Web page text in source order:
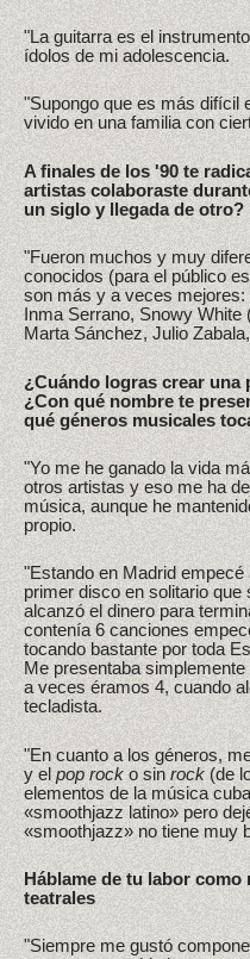
"La guitarra es el
ídolos de mi adolescencia.
"Supongo que es más difícil
vivido en una familia con
A finales de los '90 te
artistas colaboraste
un siglo y llegada de otro?
"Fueron muchos y muy
conocidos (para el público
son más y a veces
Inma Serrano, Snowy White
Marta Sánchez, Julio
¿Cuándo logras crear
¿Con qué nombre te
qué géneros musicales
"Yo me he ganado la vida
otros artistas y eso me ha
música, aunque he
propio.
"Estando en Madrid
primer disco en solitario que
alcanzó el dinero para
contenía 6 canciones
tocando bastante por toda
Me presentaba
a veces éramos 4, cuando
tecladista.
"En cuanto a los géneros,
y elpop rock o sinrock(de
elementos de la música
«smoothjazz latino» pero
«smoothjazz» no tiene muy
Háblame de tu labor
teatrales
"Siempre me gustó